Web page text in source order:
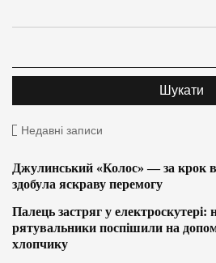
Недавні записи
Джулинський «Колос» — за крок
здобула яскраву перемогу
Палець застряг у електроскутері:
рятувальники поспішили на
хлопчику